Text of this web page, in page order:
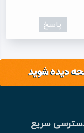
پاسخ
سریع